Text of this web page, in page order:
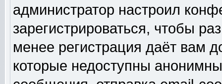
администратор настроил
зарегистрироваться, чтобы
менее регистрация даёт вам
которые недоступны